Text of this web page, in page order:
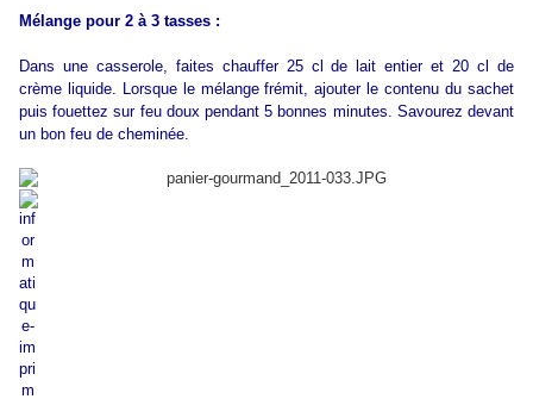
Mélange pour 2 à 3 tasses :
Dans une casserole, faites chauffer 25 cl de lait entier et 20 cl de
crème liquide. Lorsque le mélange frémit, ajouter le contenu du sachet
puis fouettez sur feu doux pendant 5 bonnes minutes. Savourez devant
un bon feu de cheminée.